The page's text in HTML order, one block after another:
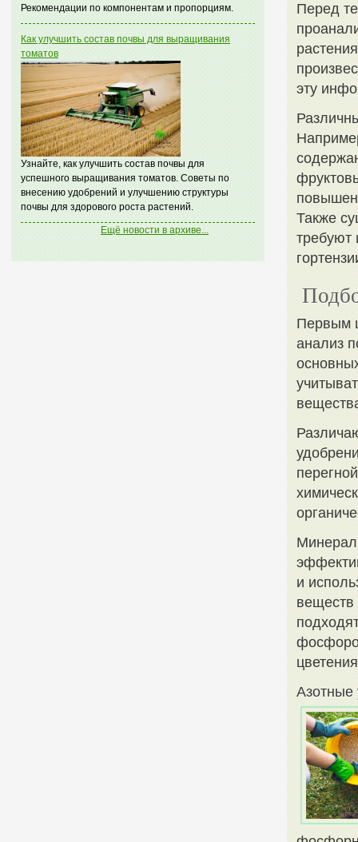
Рекомендации по компонентам и пропорциям.
Как улучшить состав почвы для выращивания
томатов
Узнайте, как улучшить состав почвы для
успешного выращивания томатов. Советы по
внесению удобрений и улучшению структуры
почвы для здорового роста растений.
Ещё новости в архиве...
Перед
эту
Также
требуют
Первым
анализ
и
веществ
Азотные